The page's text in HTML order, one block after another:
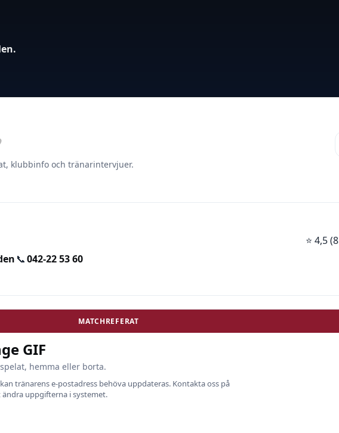
klubbinfo och tränarintervjuer.
⭐ 4,5
📞042-22 53 60
MATCHREFERAT
GIF
hemma eller borta.
tränarens e-postadress behöva uppdateras. Kontakta oss på
ändra uppgifterna i systemet.